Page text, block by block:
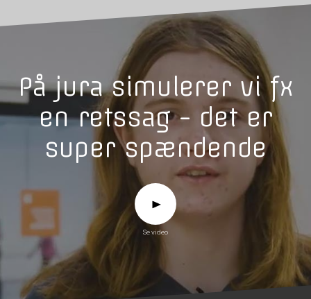
På jura simulerer vi fx
en retssag - det er
super spændende
Se video